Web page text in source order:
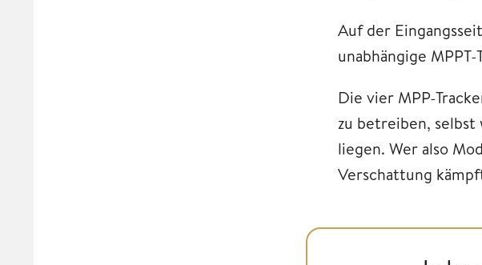
Auf der
unabhängige
Die vier MPP-
zu betreiben,
liegen. Wer also
Verschattung